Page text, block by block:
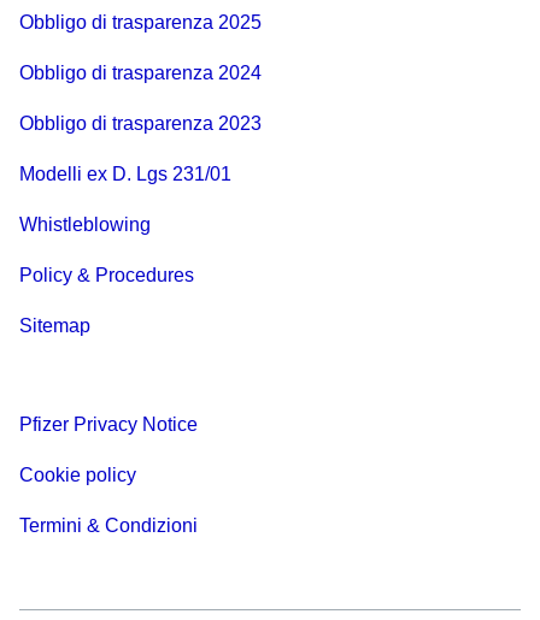
Obbligo di trasparenza 2025
Obbligo di trasparenza 2024
Obbligo di trasparenza 2023
Modelli ex D. Lgs 231/01
Whistleblowing
Policy & Procedures
Sitemap
Pfizer Privacy Notice
Cookie policy
Termini & Condizioni